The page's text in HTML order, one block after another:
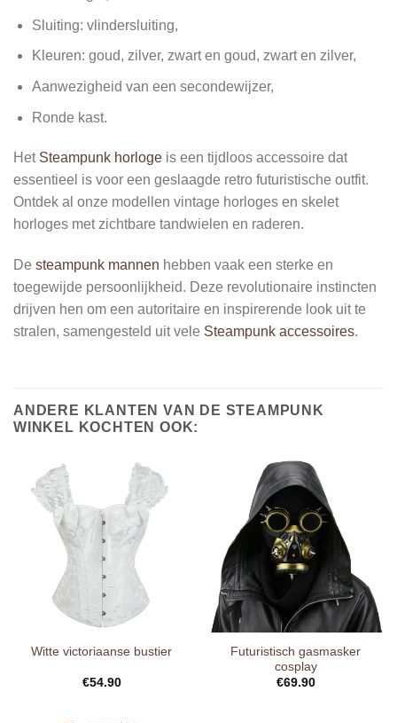
Sluiting: vlindersluiting,
Kleuren: goud, zilver, zwart en goud, zwart en zilver,
Aanwezigheid van een secondewijzer,
Ronde kast.
Het Steampunk horloge is een tijdloos accessoire dat
essentieel is voor een geslaagde retro futuristische outfit.
Ontdek al onze modellen vintage horloges en skelet
horloges met zichtbare tandwielen en raderen.
De steampunk mannen hebben vaak een sterke en
toegewijde persoonlijkheid. Deze revolutionaire instincten
drijven hen om een autoritaire en inspirerende look uit te
stralen, samengesteld uit vele Steampunk accessoires.
ANDERE KLANTEN VAN DE STEAMPUNK
WINKEL KOCHTEN OOK:
Witte victoriaanse bustier
€54.90
Futuristisch gasmasker
cosplay
€69.90